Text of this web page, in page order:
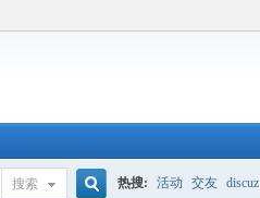
搜索 热搜: 活动 交友 discuz